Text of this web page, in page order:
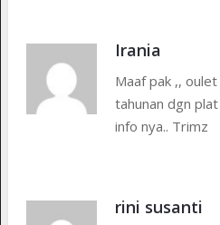
Irania
Maaf pak ,,
tahunan dgn
info nya.. Trimz
rini susanti